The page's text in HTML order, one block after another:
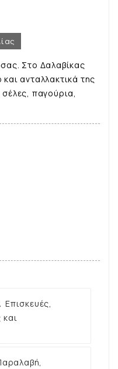
Στο Δαλαβίκας
ανταλλακτικά της
παγούρια,
Επισκευές,
και